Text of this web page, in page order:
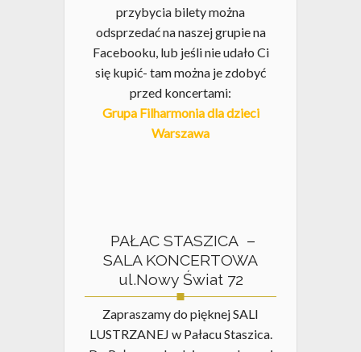
przybycia bilety można
odsprzedać na naszej grupie na
Facebooku, lub jeśli nie udało Ci
się kupić- tam można je zdobyć
przed koncertami:
Grupa Filharmonia dla dzieci
Warszawa
PAŁAC STASZICA –
SALA KONCERTOWA
ul.Nowy Świat 72
Zapraszamy do pięknej SALI
LUSTRZANEJ w Pałacu Staszica.